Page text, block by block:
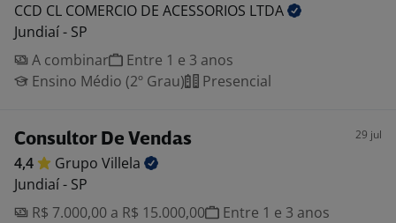
CCD CL COMERCIO DE ACESSORIOS LTDA
Jundiaí - SP
A combinar
Entre 1 e 3 anos
Ensino Médio (2º Grau)
Presencial
Consultor De Vendas 29 jul
4,4 Grupo Villela
Jundiaí - SP
R$ 7.000,00 a R$ 15.000,00
Entre 1 e 3 anos